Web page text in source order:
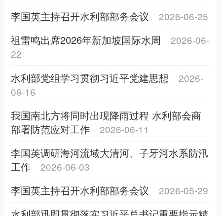
李国英主持召开水利部部务会议 2026-06-25
祖雷鸣出席2026年新加坡国际水周
2026-06-
22
水利部党组学习贯彻习近平党建思想
2026-
06-16
我国南北方将同时出现降雨过程 水利部会商
部署防范应对工作
2026-06-11
李国英调研海河流域大清河、子牙河水系防汛
工作
2026-06-03
李国英主持召开水利部部务会议 2026-05-29